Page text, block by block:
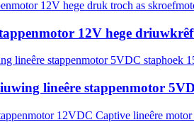
12V hege
lineêre stappenmotor